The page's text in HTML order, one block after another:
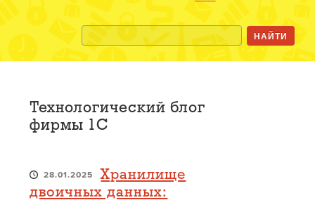
Технологический блог
фирмы 1С
28.01.2025
Хранилище
двоичных данных: